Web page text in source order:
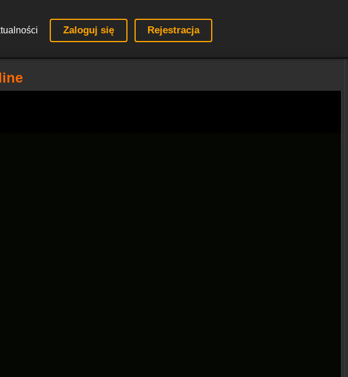
Zaloguj się Rejestracja